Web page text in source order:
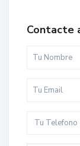
Contacte